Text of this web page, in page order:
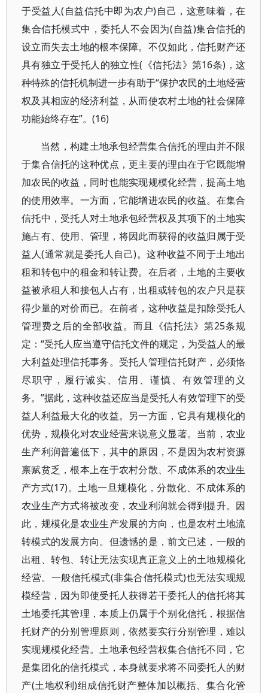
于受益人(自益信托中即为农户)自己，这意味着，在
集合信托模式中，委托人不会因为(自益)集合信托的
设立而失去土地的根本保障。不仅如此，信托财产还
具有独立于受托人的独立性(《信托法》第16条)，这
种特殊的信托机制进一步有助于“保护农民的土地经营
权及其相应的经济利益，从而使农村土地的社会保障
功能始终存在”。(16)
当然，构建土地承包经营集合信托的理由并不限
于集合信托的这种优点，更主要的理由在于它既能增
加农民的收益，同时也能实现规模化经营，提高土地
的使用效率。一方面，它能增进农民的收益。在集合
信托中，受托人对土地承包经营权及其项下的土地实
施占有、使用、管理，将因此而获得的收益归属于受
益人(通常就是委托人自己)。这种收益不同于土地出
租和转包中的租金和转让费。在后者，土地的主要收
益被承租人和接包人占有，出租或转包的农户只是获
得少量的对价而已。在前者，这种收益是扣除受托人
管理费之后的全部收益。而且《信托法》第25条规
定：“受托人应当遵守信托文件的规定，为受益人的最
大利益处理信托事务。受托人管理信托财产，必须恪
尽职守，履行诚实、信用、谨慎、有效管理的义
务。”据此，这种收益还应当是受托人有效管理下的受
益人利益最大化的收益。另一方面，它具有规模化的
优势，规模化对农业经营来说意义显著。当前，农业
生产利润普遍低下，其中的原因，不是因为农村资源
禀赋贫乏，根本上在于农村分散、不成体系的农业生
产方式(17)。土地一旦规模化，分散化、不成体系的
农业生产方式将被改变，农业利润就会得到提升。因
此，规模化是农业生产发展的方向，也是农村土地流
转模式的发展方向。但遗憾的是，前文已述，一般的
出租、转包、转让无法实现真正意义上的土地规模化
经营。一般信托模式(非集合信托模式)也无法实现规
模经营，因为即使受托人获得若干委托人的信托将其
土地委托其管理，本质上仍属于个别化信托，根据信
托财产的分别管理原则，依然要实行分别管理，难以
实现规模化经营。土地承包经营权集合信托不同，它
是集团化的信托模式，本身就要求将不同委托人的财
产(土地权利)组成信托财产整体加以概括、集合化管